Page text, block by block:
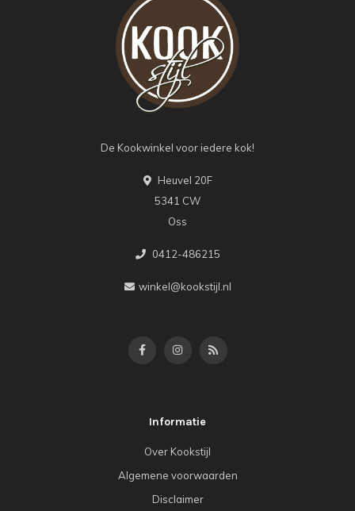
De Kookwinkel voor iedere kok!
Heuvel 20F
5341 CW
Oss
0412-486215
winkel@kookstijl.nl
Informatie
Over Kookstijl
Algemene voorwaarden
Disclaimer